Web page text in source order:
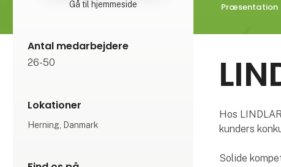
Præsentation
Gå til hjemmeside
Antal medarbejdere
26-50
Lokationer
Herning, Danmark
Hos
kunders
Solide